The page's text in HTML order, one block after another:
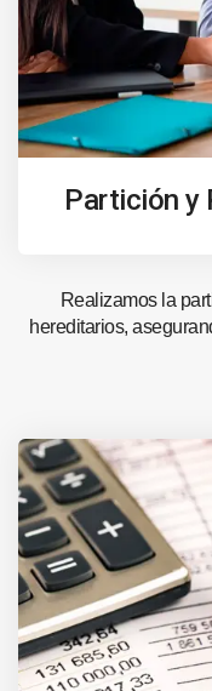
Partición y
Realizamos la
hereditarios,